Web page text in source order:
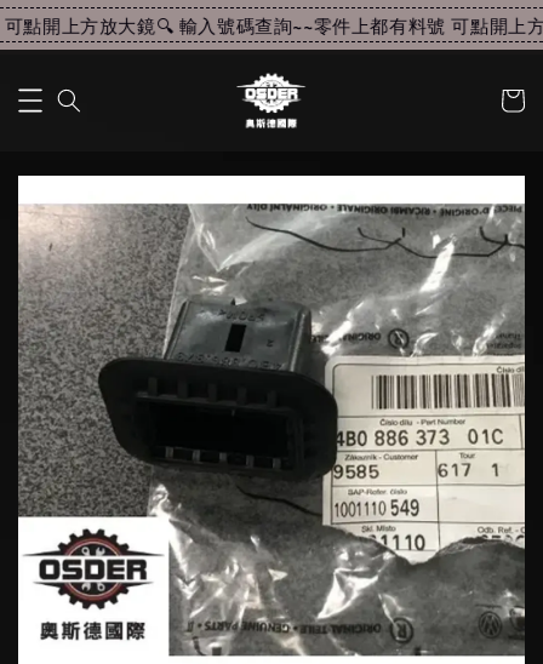
點開上方放大鏡🔍 輸入號碼查詢~~零件上都有料號 可點開上